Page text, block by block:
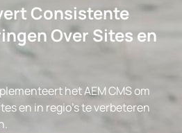
Consistente
Over Sites en
het AEM CMS om
en in regio's te verbeteren